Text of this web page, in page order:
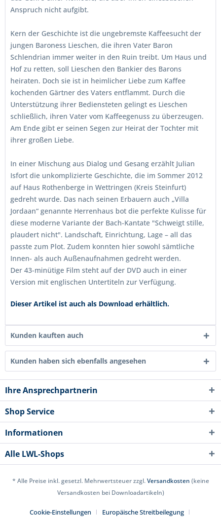
Anspruch nicht aufgibt.
Kern der Geschichte ist die ungebremste Kaffeesucht der
jungen Baroness Lieschen, die ihren Vater Baron
Schlendrian immer weiter in den Ruin treibt. Um Haus und
Hof zu retten, soll Lieschen den Bankier des Barons
heiraten. Doch sie ist in heimlicher Liebe zum Kaffee
kochenden Gärtner des Vaters entflammt. Durch die
Unterstützung ihrer Bediensteten gelingt es Lieschen
schließlich, ihren Vater vom Kaffeegenuss zu überzeugen.
Am Ende gibt er seinen Segen zur Heirat der Tochter mit
ihrer großen Liebe.
In einer Mischung aus Dialog und Gesang erzählt Julian
Isfort die unkomplizierte Geschichte, die im Sommer 2012
auf Haus Rothenberge in Wettringen (Kreis Steinfurt)
gedreht wurde. Das nach seinen Erbauern auch „Villa
Jordaan“ genannte Herrenhaus bot die perfekte Kulisse für
diese moderne Variante der Bach-Kantate "Schweigt stille,
plaudert nicht". Landschaft, Einrichtung, Lage – all das
passte zum Plot. Zudem konnten hier sowohl sämtliche
Innen- als auch Außenaufnahmen gedreht werden.
Der 43-minütige Film steht auf der DVD auch in einer
Version mit englischen Untertiteln zur Verfügung.
Dieser Artikel ist auch als Download erhältlich.
Kunden kauften auch
Kunden haben sich ebenfalls angesehen
Ihre Ansprechpartnerin
Shop Service
Informationen
Alle LWL-Shops
* Alle Preise inkl. gesetzl. Mehrwertsteuer zzgl.Versandkosten (keine
Versandkosten bei Downloadartikeln)
Cookie-Einstellungen
Europäische Streitbeilegung